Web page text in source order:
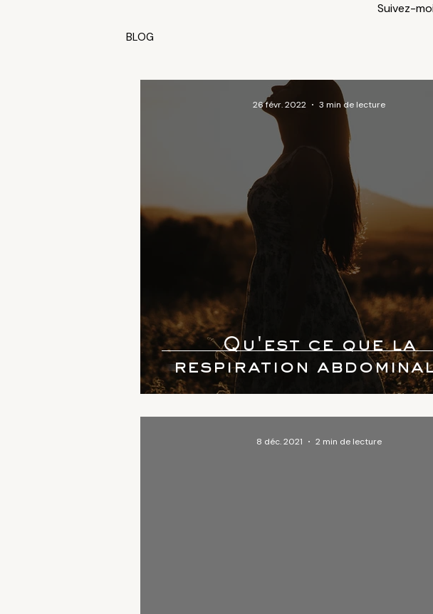
BLOG
Qu'est ce que la
respiration
26 févr. 2022 3 min de lecture
8 déc. 2021 2 min de lecture
Suivez-